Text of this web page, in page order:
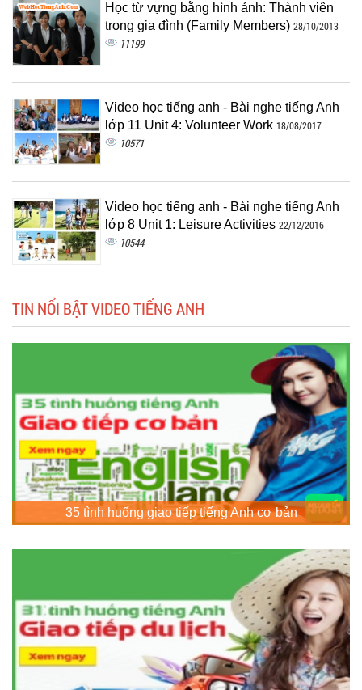
Học từ vựng bằng hình ảnh: Thành viên
trong gia đình (Family Members) 28/10/2013
11199
Video học tiếng anh - Bài nghe tiếng Anh
lớp 11 Unit 4: Volunteer Work 18/08/2017
10571
Video học tiếng anh - Bài nghe tiếng Anh
lớp 8 Unit 1: Leisure Activities 22/12/2016
10544
TIN NỔI BẬT VIDEO TIẾNG ANH
35 tình huống giao tiếp tiếng Anh cơ bản